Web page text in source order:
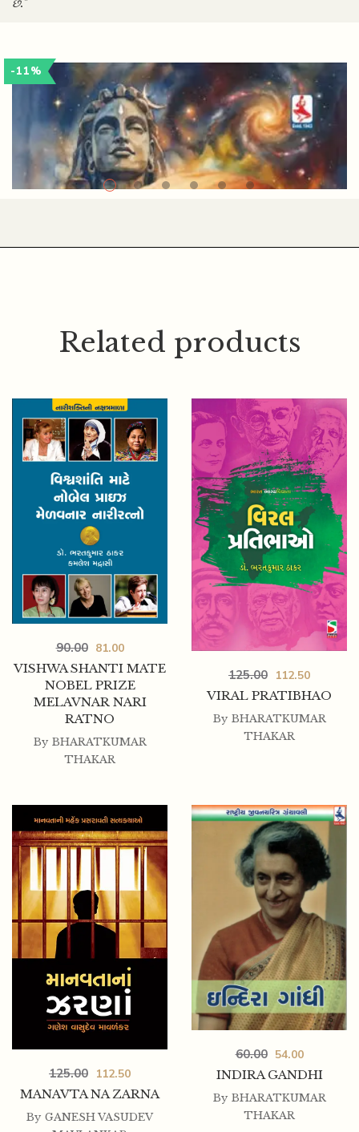
છે."
-11%
SHRI JAGGI VASUDEV SADGURU
175.00 155.00
Related products
VISHWA SHANTI MATE
NOBEL PRIZE
MELAVNAR NARI
RATNO
90.00 81.00
By BHARATKUMAR
THAKAR
VIRAL PRATIBHAO
125.00 112.50
By BHARATKUMAR
THAKAR
MANAVTA NA ZARNA
125.00 112.50
By GANESH VASUDEV
INDIRA GANDHI
60.00 54.00
By BHARATKUMAR
THAKAR